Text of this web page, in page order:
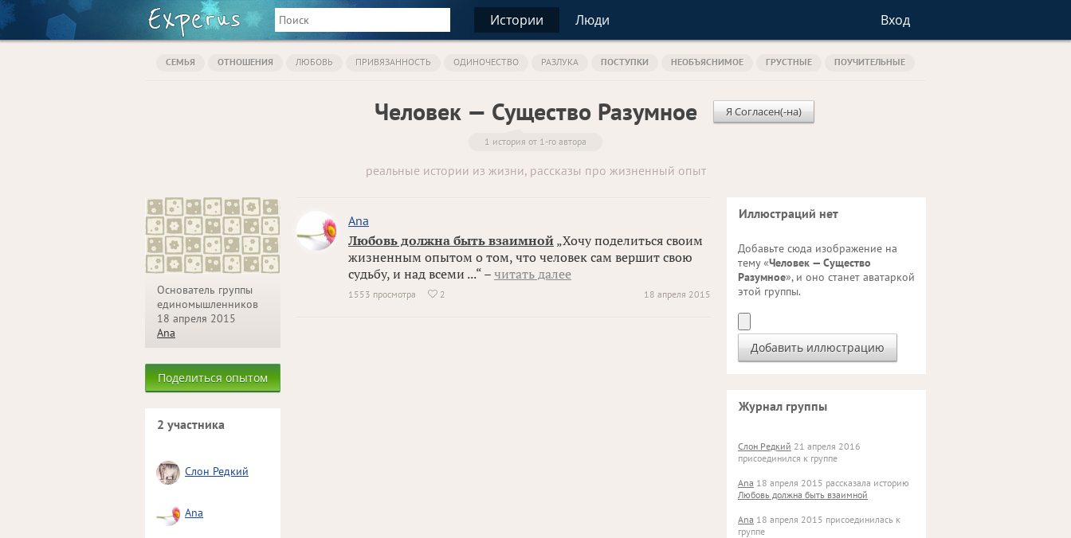
Истории Люди Вход
СЕМЬЯ ОТНОШЕНИЯ ЛЮБОВЬ ПРИВЯЗАННОСТЬ ОДИНОЧЕСТВО РАЗЛУКА ПОСТУПКИ НЕОБЪЯСНИМОЕ ГРУСТНЫЕ ПОУЧИТЕЛЬНЫЕ
Человек — Существо Разумное Я Согласен(-на)
1 история от 1-го автора
реальные истории из жизни, рассказы про жизненный опыт
Основатель группы
единомышленников
18 апреля 2015
Ana
Поделиться опытом
2 участника
Слон Редкий
Ana
Ana
Любовь должна быть взаимной „Хочу поделиться своим
жизненным опытом о том, что человек сам вершит свою
судьбу, и над всеми ...“ – читать далее
18 апреля 2015
1553 просмотра  2
Иллюстраций нет
Добавьте сюда изображение на
тему «Человек — Существо
Разумное», и оно станет аватаркой
этой группы.
Журнал группы
Слон Редкий 21 апреля 2016
присоединился к группе
Ana 18 апреля 2015 рассказала историю
Любовь должна быть взаимной
Ana 18 апреля 2015 присоединилась к
группе